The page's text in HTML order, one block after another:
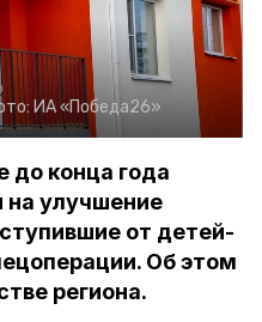
ИА «Победа26»
до конца года
на улучшение
от детей-
Об этом
региона.